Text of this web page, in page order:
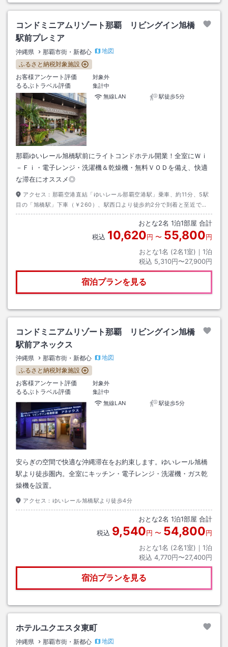
コンドミニアムリゾート那覇 リビングイン旭橋
駅前プレミア
沖縄県 那覇市街・新都心
地図
ふるさと納税対象施設
お客様アンケート評価
対象外
るるぶトラベル評価
集計中
無線LAN
駅徒歩5分
那覇ゆいレール旭橋駅前にライトコンドホテル開業！全室にＷｉ
－Ｆｉ・電子レンジ・洗濯機＆乾燥機・無料ＶＯＤを備え、快適
な滞在にオススメ◎
アクセス： 那覇空港直結「ゆいレール那覇空港駅」乗車、約11分、5駅
目の「旭橋駅」下車（￥260）、駅西口より徒歩約2分で到着と至近で
す。空港からタクシー約10分／1000円程度、バス約20分／230円。
おとな2名 1泊1部屋 合計
税込 10,620円 〜 55,800円
おとな1名 (2名1室)｜ 1泊
税込 5,310円〜27,900円
宿泊プランを見る
コンドミニアムリゾート那覇 リビングイン旭橋
駅前アネックス
沖縄県 那覇市街・新都心
地図
ふるさと納税対象施設
お客様アンケート評価
対象外
るるぶトラベル評価
集計中
無線LAN
駅徒歩5分
安らぎの空間で快適な沖縄滞在をお約束します。ゆいレール旭橋
駅より徒歩圏内。全室にキッチン・電子レンジ・洗濯機・ガス乾
燥機を設置。
アクセス： ゆいレール旭橋駅より徒歩4分
おとな2名 1泊1部屋 合計
税込 9,540円 〜 54,800円
おとな1名 (2名1室)｜ 1泊
税込 4,770円〜27,400円
宿泊プランを見る
ホテルユクエスタ東町
沖縄県 那覇市街・新都心 地図